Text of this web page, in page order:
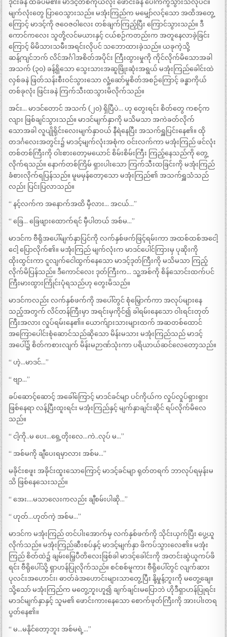
ဒိုင်းခနဲ ထိခပ်မိ၏။ မာဒင့်တစ်ကိုယ်လုံး ဖောင်းခနဲ ပေါက်ကွဲသွားသလိုပင်။
မျက်လုံးတွေ ပြာဝေသွားသည်။ မအုံးကြည်က မမျှော်လင့်သော အထိအတွေ့
ကြောင့် မာဒင့်ကို ဇဝေဇဝါလေး တစ်ချက်ကြည့်ပြီး ကြောင်သွားသည်။ ဒီ
ကောင်ကလေး သူတို့လင်မယားနှင့် ငယ်စဉ်ကတည်းက အတူနေလာခဲ့ခြင်း
ကြောင့် မိမိသားသမီးအရင်းလိုပင် သဘောထားခဲ့သည်။ ယခုကဲ့သို့
ဆန့်ကျင်ဘက် လိင်အင်္ဂါအစိတ်အပိုင်း ကြီးထွားမှုကို ကိုင်လိုက်မိသောအခါ
အသက် (၃၀) ခန့်ရှိသော သွေးသားအဆူဖြိုးဆုံးအရွယ် မအုံးကြည်ခေါင်းထဲ
လှစ်ခနဲ ဖြတ်သန်းစီးဝင်သွားသော လှုံ့ဆော်မှုစိတ်အစဉ်ကြောင့် ခန္ဓာကိုယ်
တစ်ခုလုံး ဖြင်းခနဲ ကြက်သီးထသွားမိလိုက်သည်။
အင်း… မာဒင်တောင် အသက် (၂၀) ရှိပြီပဲ… ဟု တွေးရင်း စိတ်တွေ ကစင့်က
လျား ဖြစ်ချင်သွားသည်။ မာဒင်မျက်နှာကို မသိမသာ အကဲခတ်လိုက်
သောအခါ လူပျိုရိုင်းလေးမျက်နှာဝယ် နီရဲနေပြီး အသက်ရှူပြင်းနေ၏။ ထို
တဒင်္ဂလေးအတွင်း၌ မာဒင့်မျက်လုံးအစုံက ဝင်းလက်ကာ မအုံးကြည် ဖင်လုံး
တစ်တစ်ကြီးကို ဝါးစားတော့မယောင် စိမ်းစိမ်းကြီး ကြည့်နေသည်ကို တွေ့
လိုက်ရသည်။ နောက်တစ်ကြိမ် ရှားပါးသော ကြက်သီးထခြင်းကို မအုံးကြည်
ခံစားလိုက်ရပြန်သည်။ မူမမှန်တော့သော မအုံးကြည်၏ အသက်ရှူသံသည်
လည်း ပြင်းပြလာသည်။
“ နင့်လက်က အနောက်အထိ မှီလား… အငယ်…”
“ ခြေ… ခြေဖျားထောက်ရင် မှီပါတယ် အစ်မ…”
မာဒင်က ဗီရိုအပေါ်မျက်နှာပြင်ကို လက်နှစ်ဖက်ဖြင့်ရမ်းကာ အထစ်ထစ်အငေါ့
ငေါ့ ပြောလိုက်၏။ မအုံးကြည် မျက်လုံးက မာဒင်ပေါင်ကြားမှ ပုဆိုးကို
ထိုးထွင်းကာ ငူလျက်ငေါထွက်နေသော မာဒင့်ဒုတ်ကြီးကို မသိမသာ ကြည့်
လိုက်မိပြန်သည်။ ဒီကောင်လေး ဒုတ်ကြီးက… သူ့အစ်ကို စိန်သောင်းထက်ပင်
ကြီးမားထွားကြိုင်းပုံရသည်ဟု တွေးမိသည်။
မာဒင်ကလည်း လက်နှစ်ဖက်ကို အပေါ်တွင် စုံမြှောက်ကာ အလုပ်များနေ
သည့်အတွက် လိင်တန်ကြီးမှာ အရင်းမှကိုင်၍ ခါရမ်းနေသော ဝါးရင်းတုတ်
ကြီးအလား လှုပ်ရမ်းနေ၏။ ယောက်ျားသားများထက် အဆတစ်ထောင်
အကြောပေါင်းစုံဆောင်သည်ဆိုသော မိန်းမသား မအုံးကြည်သည် မာဒင့်
အပေါ်၌ စိတ်ကစားလျက် မိန်းမဉာဏ်သုံးကာ ပရိယာယ်ဆင်လေတော့သည်။
“ ဟဲ့…မာဒင်…”
“ ဗျာ…”
ခပ်ဆောင့်ဆောင့် အခေါ်ကြောင့် မာဒင်ခင်မျာ ပင်ကိုယ်က လှုပ်လှုပ်ရှားရှား
ဖြစ်နေရာ လန့်ပြီးထူးရင်း မအုံးကြည်နှင့် မျက်နှာချင်းဆိုင် ရပ်လိုက်မိလေ
သည်။
“ ငါ့ကို..မ ပေး…ရှေ့တိုးလေ…ကဲ..လုပ် မ…”
“ အစ်မကို ချီပေးရမှာလား အစ်မ…”
မခိုင်းစဖူး အခိုင်းထူးသောကြောင့် မာဒင့်ခင်မျာ ရုတ်တရက် ဘာလုပ်ရမှန်းမ
သိ ဖြစ်နေသေးသည်။
“ အေး….မသာလေးကလည်း ချီစမ်းပါဆို…”
“ ဟုတ်…ဟုတ်ကဲ့ အစ်မ…”
မာဒင်က မအုံးကြည် တင်ပါးအောက်မှ လက်နှစ်ဖက်ကို သိုင်းယှက်ပြီး ပွေ့ယူ
လိုက်သည်။ မအုံးကြည်ဆီးစပ်နှင့် မာဒင့်မျက်နှာ ဖိကပ်သွားလေ၏။ မအုံး
ကြည် စိတ်ထဲ၌ ချမ်းမြေ့ပီတိလေးဖြစ်ခါ မာဒင့်ခေါင်းကို အတင်းဆွဲယူကပ်ဖိ
ရင်း ဗီရိုပေါ်သို့ ရှာဟန်ပြုလိုက်သည်။ စင်စစ်မူကား ဗီရိုပေါ်တွင် လျက်ဆား
ပုလင်းအဟောင်း၊ ဓာတ်ခဲအဟောင်းများသာတွေ့ပြီး နို့မှုန့်ဘူးကို မတွေ့ချေ။
သို့သော် မအုံးကြည်က မတွေ့ဘူးဟူ၍ ချက်ချင်းမပြောဘဲ ဟိုဒီရှာဟန်ပြုရင်း
မာဒင်မျက်နှာနှင့် သူမ၏ ဖောင်းကားနေသော စောက်ဖုတ်ကြီးကို အားပါးတရ
ပွတ်နေ၏။
“ မ…မနိုင်တော့ဘူး အစ်မရဲ့…”